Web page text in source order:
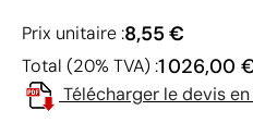
Prix unitaire :8,55 €
Total (20% TVA) :1 026,00
Télécharger le devis en